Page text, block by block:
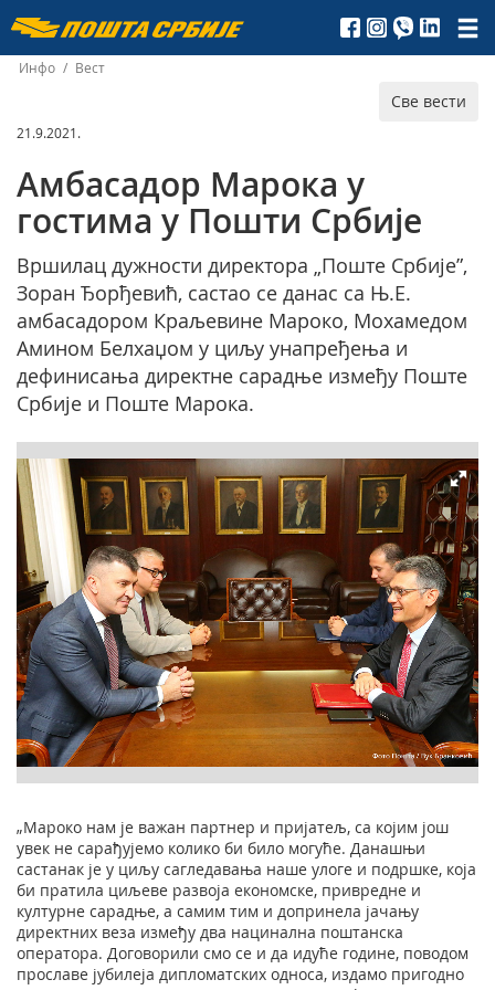
Пошта
Србије
д.о.о.
Инфо / Вест
Све вести
21.9.2021.
Амбасадор Марока у
гостима у Пошти Србије
Вршилац дужности директора „Поште Србије”,
Зоран Ђорђевић, састао се данас са Њ.Е.
амбасадором Краљевине Мароко, Мохамедом
Амином Белхаџом у циљу унапређења и
дефинисања директне сарадње између Поште
Србије и Поште Марока.
„Мароко нам је важан партнер и пријатељ, са којим још
увек не сарађујемо колико би било могуће. Данашњи
састанак је у циљу сагледавања наше улоге и подршке, која
би пратила циљеве развоја економске, привредне и
културне сарадње, а самим тим и допринела јачању
директних веза између два нацинална поштанска
оператoра. Договорили смо се и да идуће године, поводом
прославе јубилеја дипломатских односа, издамо пригодно